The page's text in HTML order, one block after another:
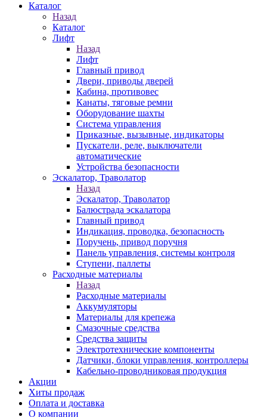
Каталог
Назад
Каталог
Лифт
Назад
Лифт
Главный привод
Двери, приводы дверей
Кабина, противовес
Канаты, тяговые ремни
Оборудование шахты
Система управления
Приказные, вызывные, индикаторы
Пускатели, реле, выключатели
автоматические
Устройства безопасности
Эскалатор, Траволатор
Назад
Эскалатор, Траволатор
Балюстрада эскалатора
Главный привод
Индикация, проводка, безопасность
Поручень, привод поручня
Панель управления, системы контроля
Ступени, паллеты
Расходные материалы
Назад
Расходные материалы
Аккумуляторы
Материалы для крепежа
Смазочные средства
Средства защиты
Электротехнические компоненты
Датчики, блоки управления, контроллеры
Кабельно-проводниковая продукция
Акции
Хиты продаж
Оплата и доставка
О компании